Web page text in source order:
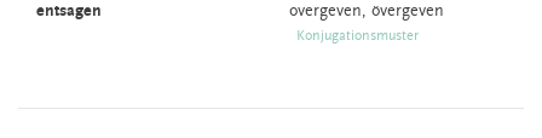
entsagen overgeven, övergeven
Konjugationsmuster